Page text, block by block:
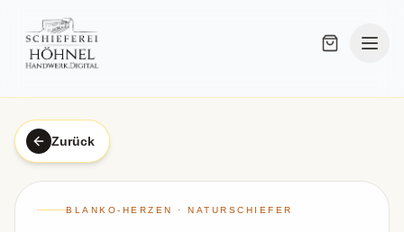
Zurück
BLANKO-HERZEN · NATURSCHIEFER